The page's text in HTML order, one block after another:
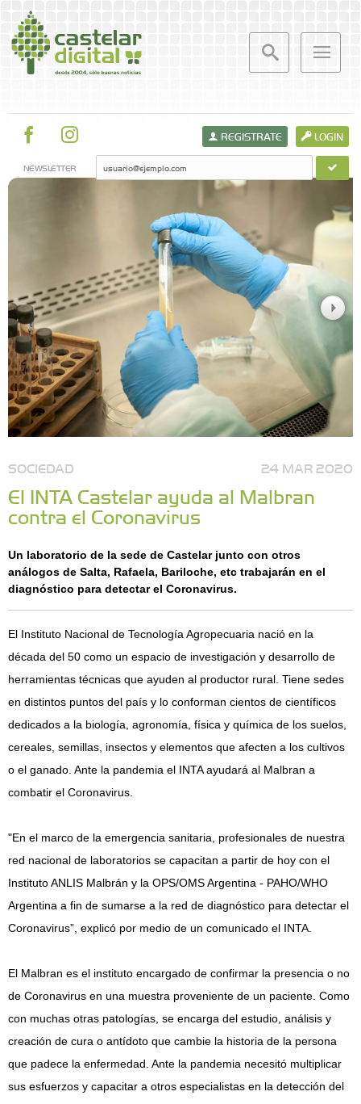
LOGIN
REGISTRATE
NEWSLETTER
SOCIEDAD 24 MAR 2020
El INTA Castelar ayuda al Malbran
contra el Coronavirus
Un laboratorio de la sede de Castelar junto con otros
análogos de Salta, Rafaela, Bariloche, etc trabajarán en el
diagnóstico para detectar el Coronavirus.
El Instituto Nacional de Tecnología Agropecuaria nació en la
década del 50 como un espacio de investigación y desarrollo de
herramientas técnicas que ayuden al productor rural. Tiene sedes
en distintos puntos del país y lo conforman cientos de científicos
dedicados a la biología, agronomía, física y química de los suelos,
cereales, semillas, insectos y elementos que afecten a los cultivos
o el ganado. Ante la pandemia el INTA ayudará al Malbran a
combatir el Coronavirus.
"En el marco de la emergencia sanitaria, profesionales de nuestra
red nacional de laboratorios se capacitan a partir de hoy con el
Instituto ANLIS Malbrán y la OPS/OMS Argentina - PAHO/WHO
Argentina a fin de sumarse a la red de diagnóstico para detectar el
Coronavirus”, explicó por medio de un comunicado el INTA.
El Malbran es el instituto encargado de confirmar la presencia o no
de Coronavirus en una muestra proveniente de un paciente. Como
con muchas otras patologías, se encarga del estudio, análisis y
creación de cura o antídoto que cambie la historia de la persona
que padece la enfermedad. Ante la pandemia necesitó multiplicar
sus esfuerzos y capacitar a otros especialistas en la detección del